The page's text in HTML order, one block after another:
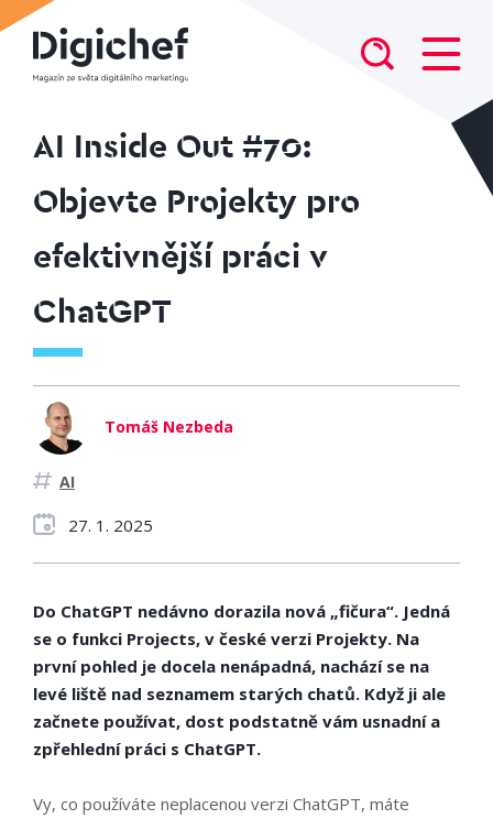
AI Inside Out #70:
Objevte Projekty pro
efektivnější práci v
ChatGPT
Tomáš Nezbeda
AI
27. 1. 2025
Do ChatGPT nedávno dorazila nová „fičura“. Jedná
se o funkci Projects, v české verzi Projekty. Na
první pohled je docela nenápadná, nachází se na
levé liště nad seznamem starých chatů. Když ji ale
začnete používat, dost podstatně vám usnadní a
zpřehlední práci s ChatGPT.
Vy, co používáte neplacenou verzi ChatGPT, máte